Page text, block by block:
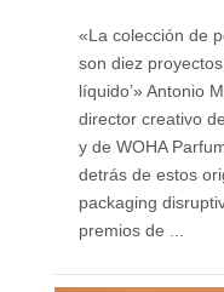
«La colección de
son diez
líquido’» Antonio
director creativo
y de WOHA
detrás de estos
packaging
premios de ...